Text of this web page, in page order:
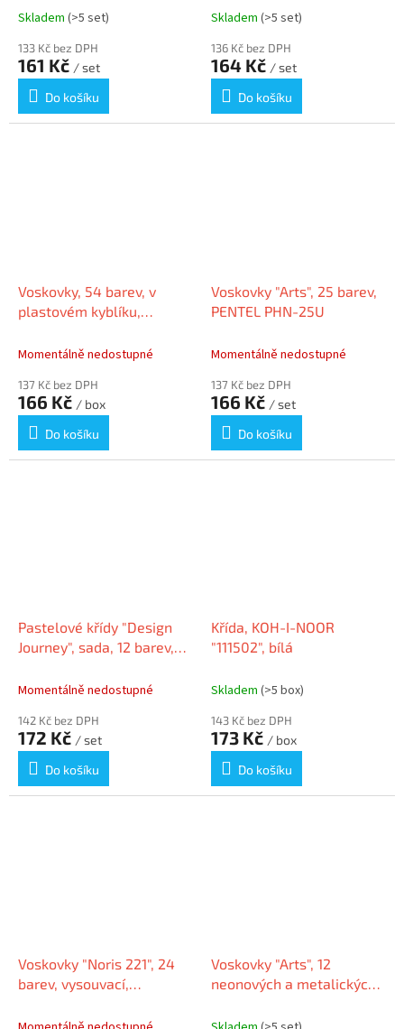
Skladem (>5 set)
133 Kč bez DPH
161 Kč / set
Do košíku
Skladem (>5 set)
136 Kč bez DPH
164 Kč / set
Do košíku
Voskovky, 54 barev, v
plastovém kyblíku,
Momentálně nedostupné
137 Kč bez DPH
166 Kč / box
Do košíku
Voskovky "Arts", 25 barev,
PENTEL PHN-25U
Momentálně nedostupné
137 Kč bez DPH
166 Kč / set
Do košíku
Pastelové křídy "Design
Journey", sada, 12 barev,
Momentálně nedostupné
142 Kč bez DPH
172 Kč / set
Do košíku
Křída, KOH-I-NOOR
"111502", bílá
Skladem (>5 box)
143 Kč bez DPH
173 Kč / box
Do košíku
Voskovky "Noris 221", 24
barev, vysouvací,
Voskovky "Arts", 12
neonových a metalických